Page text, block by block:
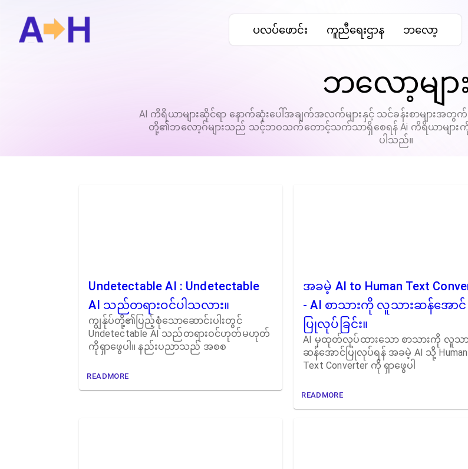
ပလပ်ဖောင်း ကူညီရေးဌာန ဘလော့
ဘလော့မျာ
AI ကိရိယာများဆိုင်ရာ နောက်ဆုံးပေါ်အချက်အလက်များနှင့် သင်ခန်းစာများအတွ
တို့၏ဘလော့ဂ်များသည် သင့်ဘဝသက်တောင့်သက်သာရှိစေရန် Ai ကိရိယာများ
ပါသည်။
Undetectable AI : Undetectable
AI သည်တရားဝင်ပါသလား။
ကျွန်ုပ်တို့၏ပြည့်စုံသောဆောင်းပါးတွင်
Undetectable AI သည်တရားဝင်ဟုတ်မဟုတ်
ကိုရှာဖွေပါ။ နည်းပညာသည် အစစ
READMORE
အခမဲ့ AI to Human Text
- AI စာသားကို လူသားဆန်အောင်
ပြုလုပ်ခြင်း။
AI မှထုတ်လုပ်ထားသော စာသားကို လူသာ
ဆန်အောင်ပြုလုပ်ရန် အခမဲ့ AI သို့ Human
Text Converter ကို ရှာဖွေပါ
READMORE